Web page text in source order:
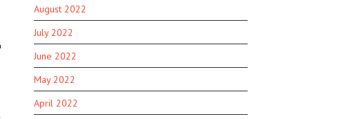
August 2022
July 2022
June 2022
May 2022
April 2022